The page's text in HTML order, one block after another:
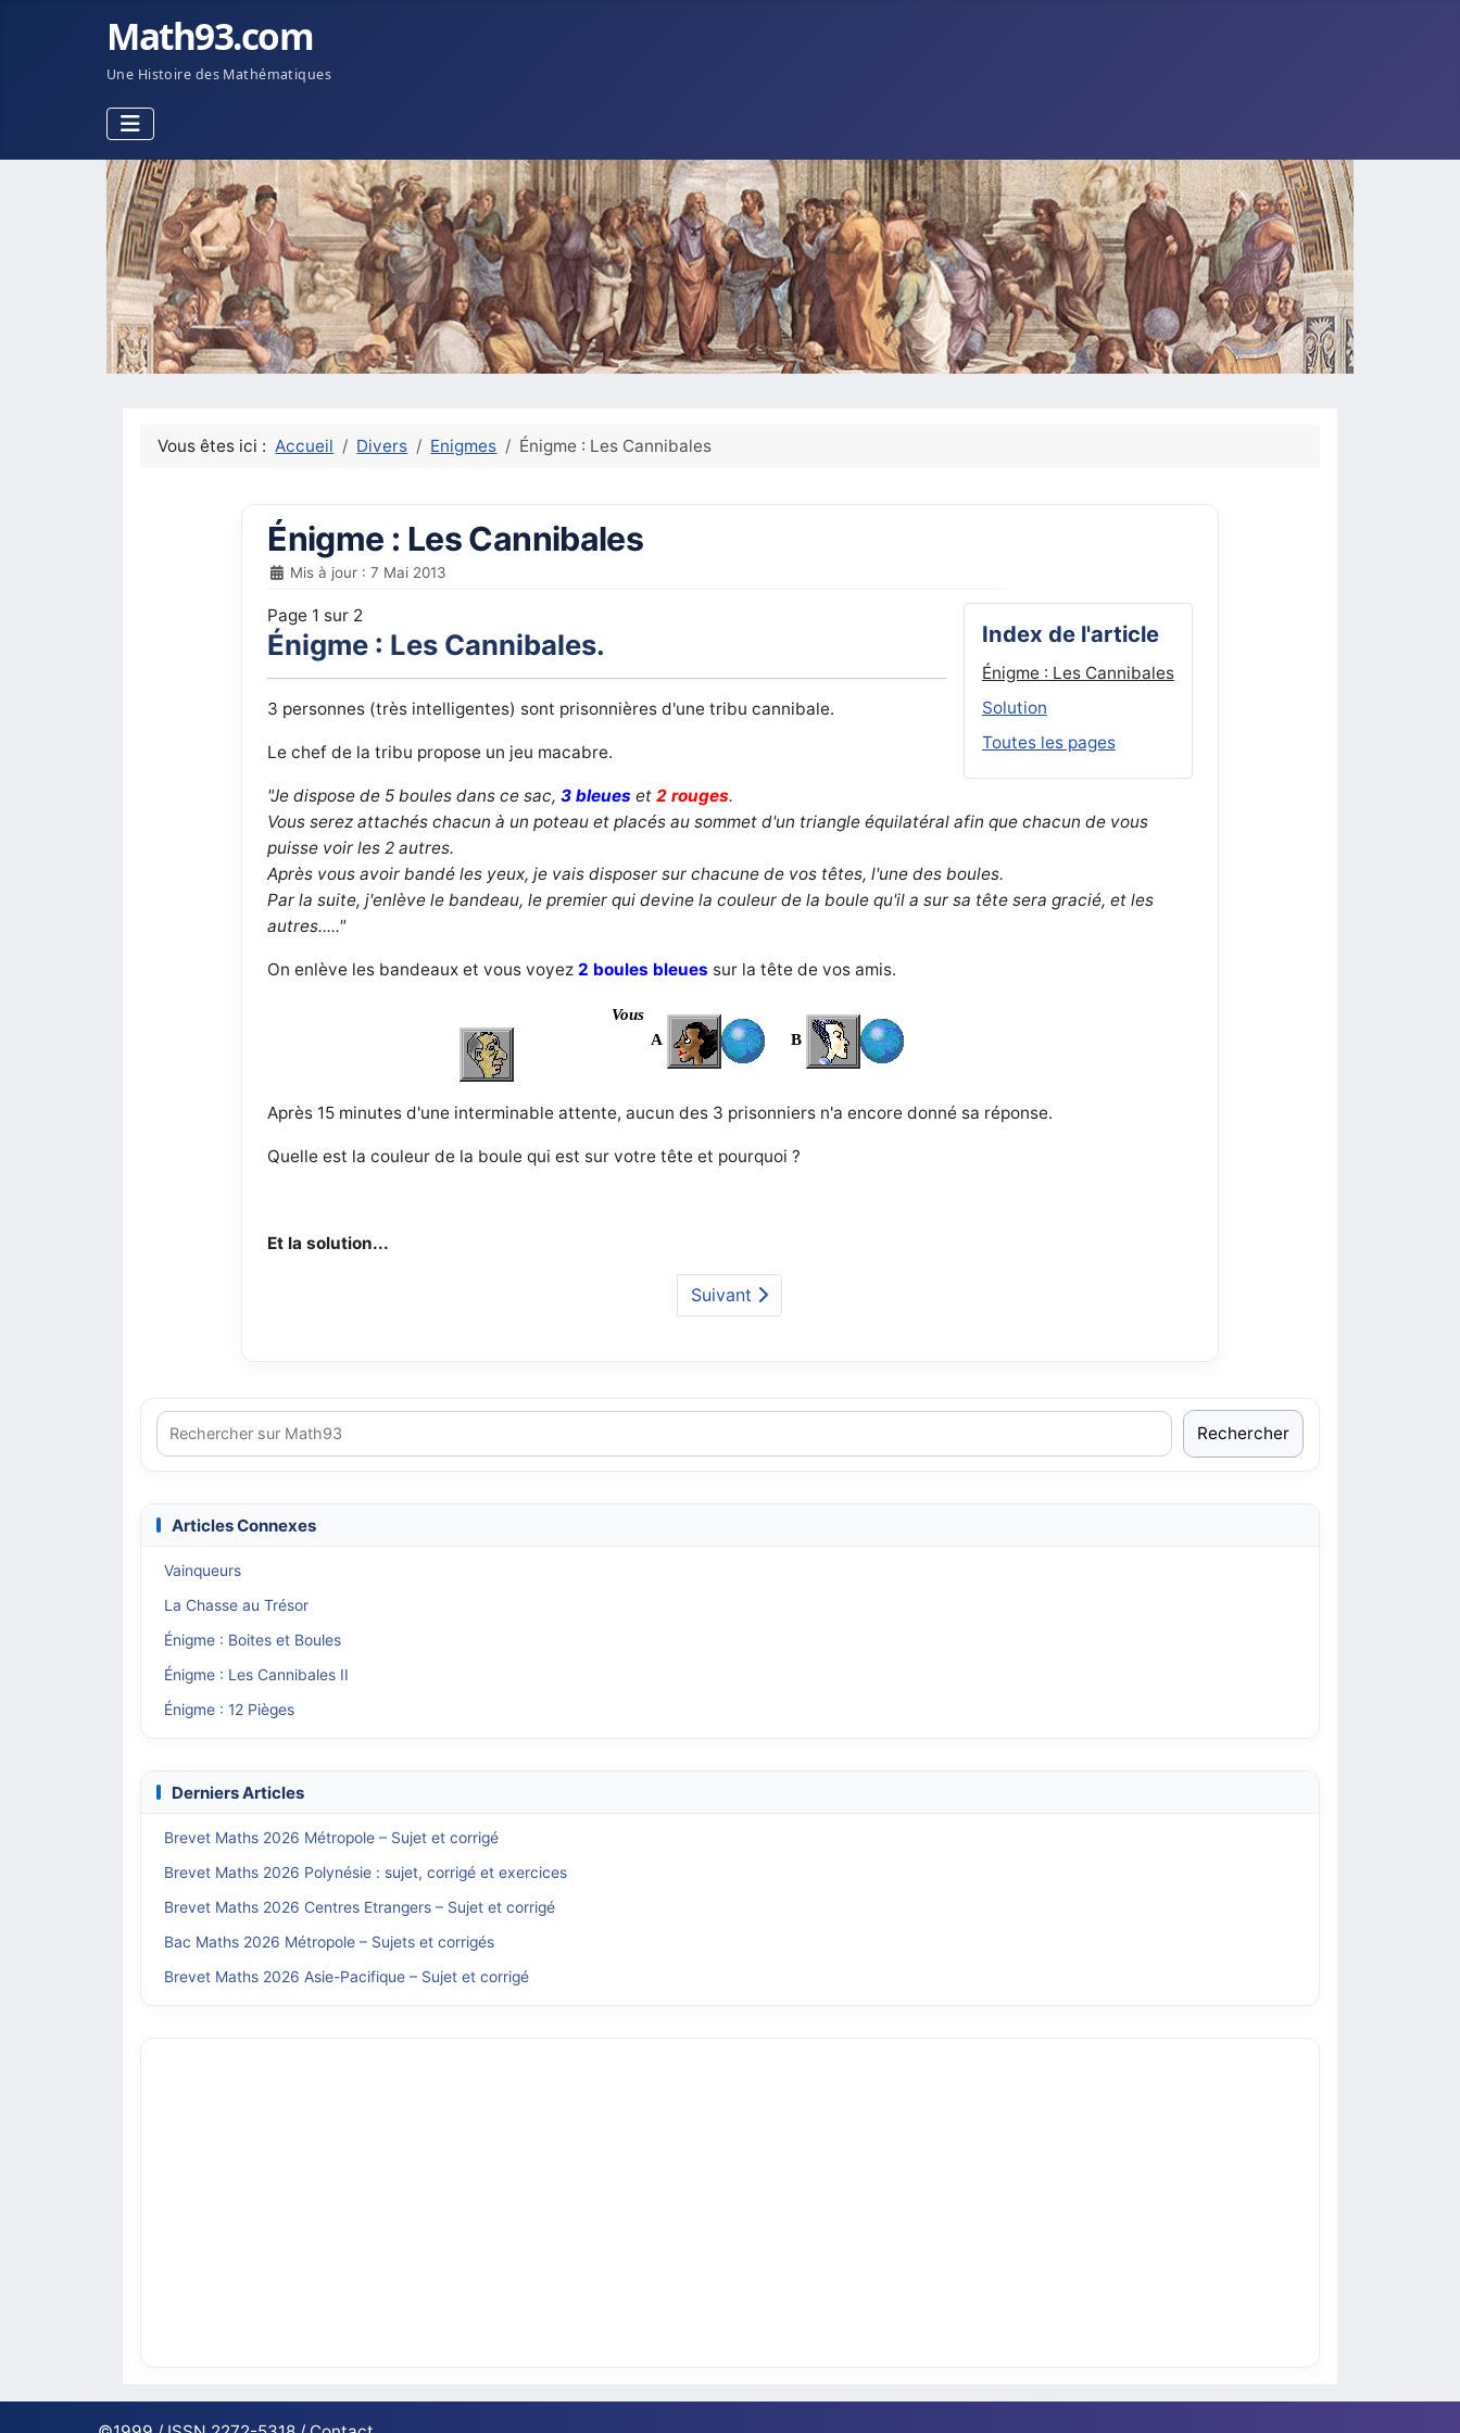
Math93.com
Une Histoire des Mathématiques
Vous êtes ici :Accueil Divers Enigmes Énigme : Les Cannibales
Énigme : Les Cannibales
Mis à jour : 7 Mai 2013
Index de l'article
Énigme : Les Cannibales
Solution
Toutes les pages
Page 1 sur 2
Énigme : Les Cannibales.
3 personnes (très intelligentes) sont prisonnières d'une tribu cannibale.
Le chef de la tribu propose un jeu macabre.
"Je dispose de 5 boules dans ce sac,3 bleues et2 rouges.
Vous serez attachés chacun à un poteau et placés au sommet d'un triangle équilatéral afin que chacun de vous
puisse voir les 2 autres.
Après vous avoir bandé les yeux, je vais disposer sur chacune de vos têtes, l'une des boules.
Par la suite, j'enlève le bandeau, le premier qui devine la couleur de la boule qu'il a sur sa tête sera gracié, et les
autres....."
On enlève les bandeaux et vous voyez 2 boules bleues sur la tête de vos amis.
Vous
A
B
Après 15 minutes d'une interminable attente, aucun des 3 prisonniers n'a encore donné sa réponse.
Quelle est la couleur de la boule qui est sur votre tête et pourquoi ?
Et la solution...
Suivant
Rechercher
Articles Connexes
Vainqueurs
La Chasse au Trésor
Énigme : Boites et Boules
Énigme : Les Cannibales II
Énigme : 12 Pièges
Derniers Articles
Brevet Maths 2026 Métropole – Sujet et corrigé
Brevet Maths 2026 Polynésie : sujet, corrigé et exercices
Brevet Maths 2026 Centres Etrangers – Sujet et corrigé
Bac Maths 2026 Métropole – Sujets et corrigés
Brevet Maths 2026 Asie-Pacifique – Sujet et corrigé